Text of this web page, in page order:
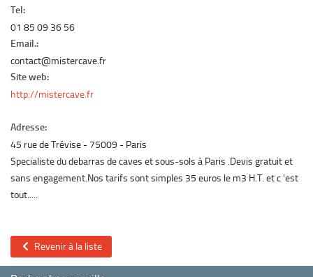
Tel:
01 85 09 36 56
Email.:
contact@mistercave.fr
Site web:
http://mistercave.fr
Adresse:
45 rue de Trévise 75009
Paris
Specialiste du debarras de caves et sous-sols à Paris .Devis gratuit et
sans engagement.Nos tarifs sont simples 35 euros le m3 H.T. et c 'est
tout.....
Revenir à la liste